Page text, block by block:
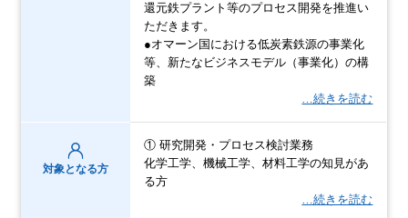
還元鉄プラント等のプロセス開発を推進い
ただきます。
●オマーン国における低炭素鉄源の事業化
等、新たなビジネスモデル（事業化）の構
築
…続きを読む
対象となる方
① 研究開発・プロセス検討業務
化学工学、機械工学、材料工学の知見があ
る方
…続きを読む